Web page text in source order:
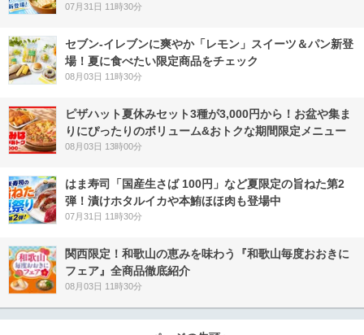
07月31日 11時30分
セブン‐イレブンに爽やか「レモン」スイーツ＆パン新登
場！夏に食べたい限定商品をチェック
08月03日 11時30分
ピザハット夏休みセット3種が3,000円から！お盆や集ま
りにぴったりのボリューム&おトクな期間限定メニュー
08月03日 13時00分
はま寿司「国産生さば 100円」など夏限定の旨ねた第2
弾！漬けホタルイカや本鮪ほほ肉も登場中
07月31日 11時30分
関西限定！和歌山の恵みを味わう『和歌山毎度おおきに
フェア』全商品徹底紹介
08月03日 11時30分